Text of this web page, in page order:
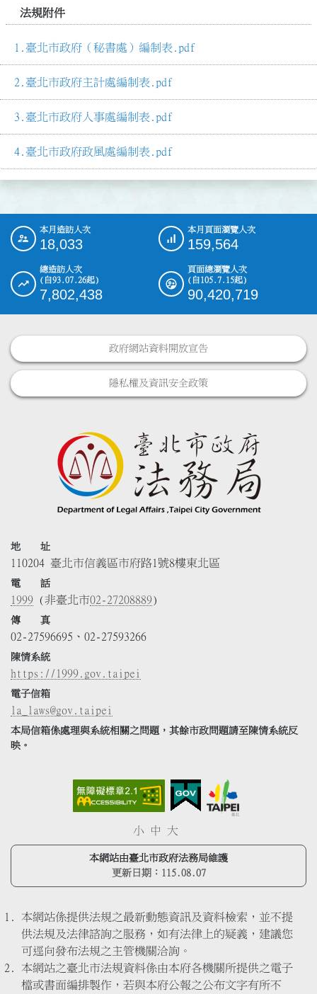
法規附件
臺北市政府（秘書處）編制表.pdf
臺北市政府主計處編制表.pdf
臺北市政府人事處編制表.pdf
臺北市政府政風處編制表.pdf
::: 本月造訪人次
18,033
本月頁面瀏覽人次
159,564
總造訪人次
(自93.07.26起)
7,802,438
頁面總瀏覽人次
(自105.7.15起)
90,420,719
政府網站資料開放宣告
隱私權及資訊安全政策
地 址
110204 臺北市信義區市府路1號8樓東北區
電 話
1999 (非臺北市02-27208889)
傳 真
02-27596695、02-27593266
陳情系統
https://1999.gov.taipei
電子信箱
la_laws@gov.taipei
本局信箱係處理與系統相關之問題，其餘市政問題請至陳情系統反
映。
小 中 大
本網站由臺北市政府法務局維護
更新日期： 115.08.07
本網站係提供法規之最新動態資訊及資料檢索，並不提
供法規及法律諮詢之服務，如有法律上的疑義，建議您
可逕向發布法規之主管機關洽詢。
本網站之臺北市法規資料係由本府各機關所提供之電子
檔或書面編排製作，若與本府公報之公布文字有所不